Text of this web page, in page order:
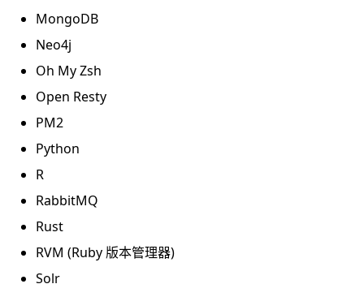
MongoDB
Neo4j
Oh My Zsh
Open Resty
PM2
Python
R
RabbitMQ
Rust
RVM (Ruby 版本管理器)
Solr